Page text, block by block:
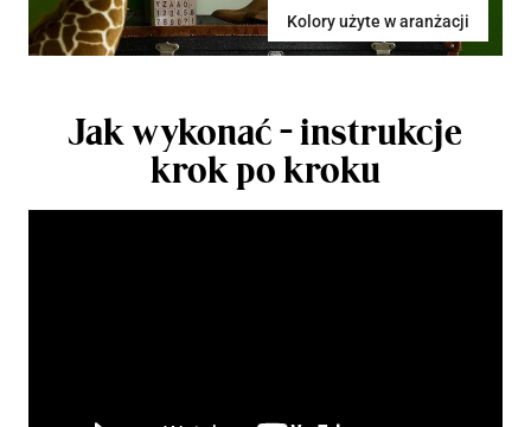
Kolory użyte w aranżacji
Jak wykonać - instrukcje
krok po kroku